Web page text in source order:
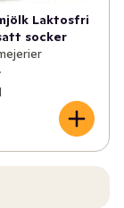
Laktosfri
socker